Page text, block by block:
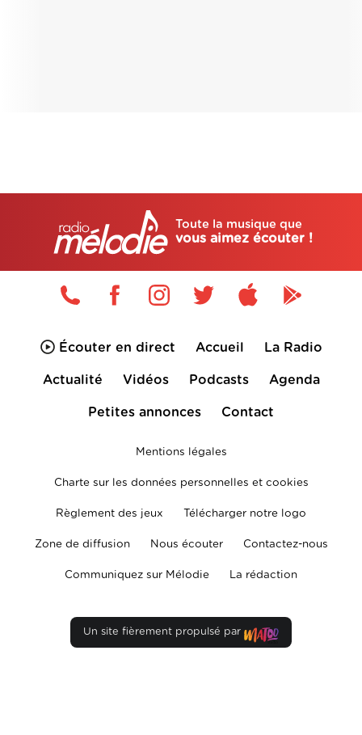
Toute la musique que
vous aimez écouter !
Écouter en direct Accueil La Radio
Actualité Vidéos Podcasts Agenda
Petites annonces Contact
Mentions légales
Charte sur les données personnelles et cookies
Règlement des jeux Télécharger notre logo
Zone de diffusion Nous écouter Contactez-nous
Communiquez sur Mélodie La rédaction
Un site fièrement propulsé par